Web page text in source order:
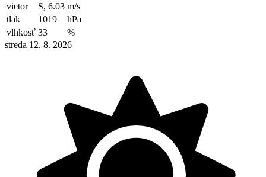
vietor
S, 6.03 m/s
tlak
1019
hPa
vlhkosť 33
%
streda 12. 8. 2026